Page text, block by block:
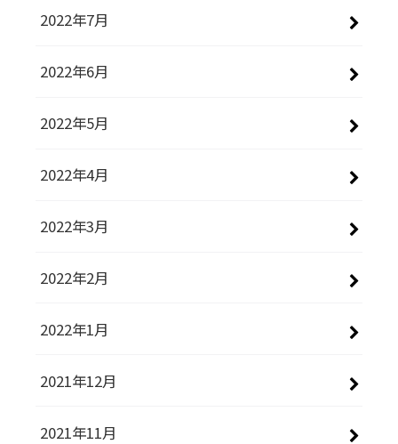
2022年7月
2022年6月
2022年5月
2022年4月
2022年3月
2022年2月
2022年1月
2021年12月
2021年11月